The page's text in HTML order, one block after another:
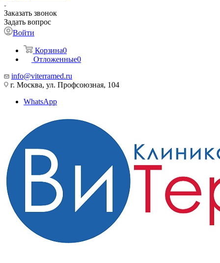
Заказать звонок
Задать вопрос
Войти
Корзина0
Отложенные0
info@viterramed.ru
г. Москва, ул. Профсоюзная, 104
WhatsApp